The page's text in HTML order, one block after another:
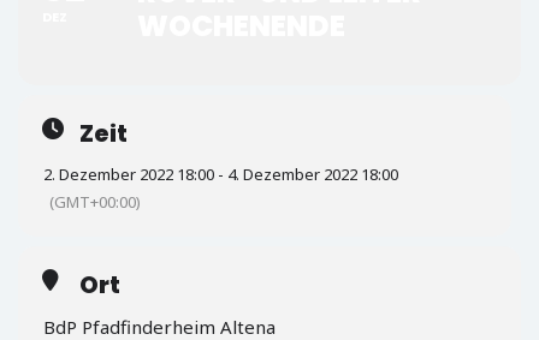
Zeit
2. Dezember 2022 18:00 - 4. Dezember 2022 18:00
(GMT+00:00)
Ort
BdP Pfadfinderheim Altena